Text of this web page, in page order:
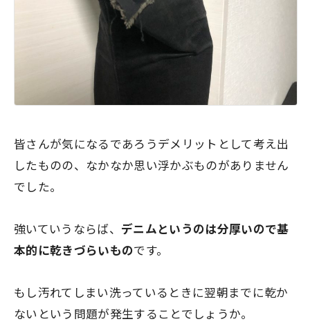
皆さんが気になるであろうデメリットとして考え出
したものの、なかなか思い浮かぶものがありません
でした。
強いていうならば、 デニムというのは分厚いので基
本的に乾きづらいものです。
もし汚れてしまい洗っているときに翌朝までに乾か
ない という問題が発生することでしょうか。